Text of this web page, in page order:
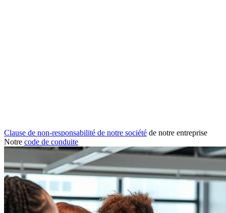
Clause de non-responsabilité de notre société de notre entreprise
Notre code de conduite